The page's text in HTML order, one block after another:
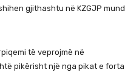
gjithashtu në KZGJP mund
të veprojmë në
pikërisht një nga pikat e forta